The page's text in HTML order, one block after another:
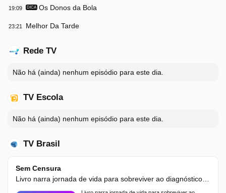
19:09 DICA Os Donos da Bola
23:21 Melhor Da Tarde
Rede TV
Não há (ainda) nenhum episódio para este dia.
TV Escola
Não há (ainda) nenhum episódio para este dia.
TV Brasil
Sem Censura